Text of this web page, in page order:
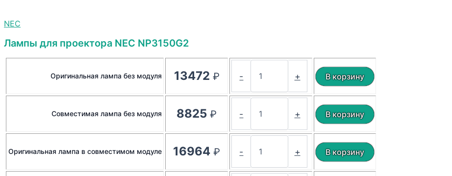
NEC
Лампы для проектора NEC NP3150G2
Оригинальная лампа без модуля 13472 ₽ - +
Совместимая лампа без модуля 8825 ₽ - +
Оригинальная лампа в совместимом модуле 16964 ₽ - +